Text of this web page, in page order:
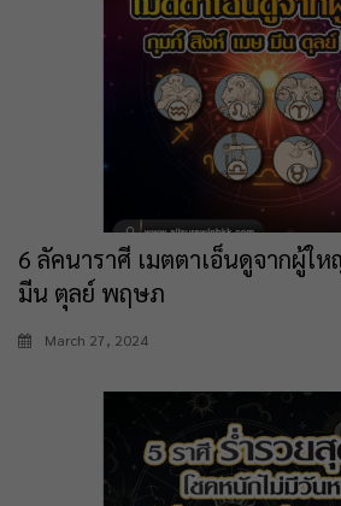
6 ลัคนาราศี เมตตาเอ็นดูจากผู้ใ
มีน ตุลย์ พฤษภ
March 27, 2024